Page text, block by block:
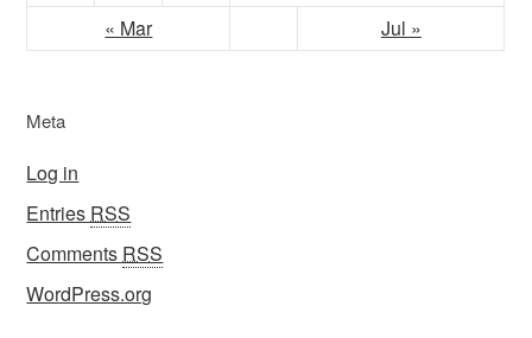
« Mar Jul »
Meta
Log in
Entries RSS
Comments RSS
WordPress.org